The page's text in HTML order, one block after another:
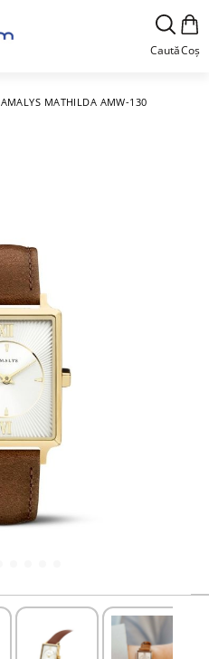
CautăCoș
AMALYS MATHILDA AMW-130